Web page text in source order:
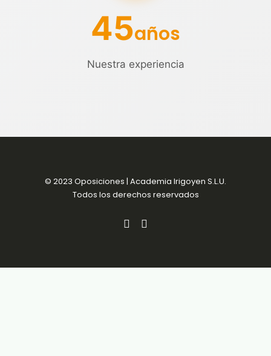
45años
Nuestra experiencia
© 2023 Oposiciones | Academia Irigoyen S.L.U.
Todos los derechos reservados